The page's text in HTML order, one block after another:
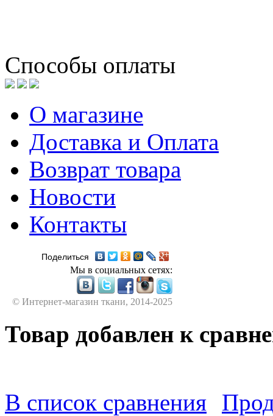
Способы оплаты
О магазине
Доставка и Оплата
Возврат товара
Новости
Контакты
Поделиться
Мы в социальных сетях:
© Интернет-магазин ткани, 2014-2025
Товар добавлен к
В список сравнения